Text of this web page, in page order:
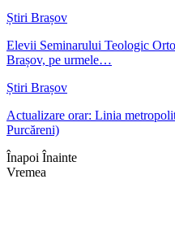
Știri Brașov
Elevii Seminarului Teologic
Brașov, pe urmele…
Știri Brașov
Actualizare orar: Linia
Purcăreni)
Înapoi Înainte
Vremea